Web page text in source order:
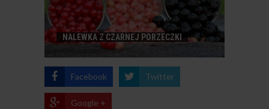
NALEWKA Z CZARNEJ PORZECZKI
Facebook Twitter
Google +